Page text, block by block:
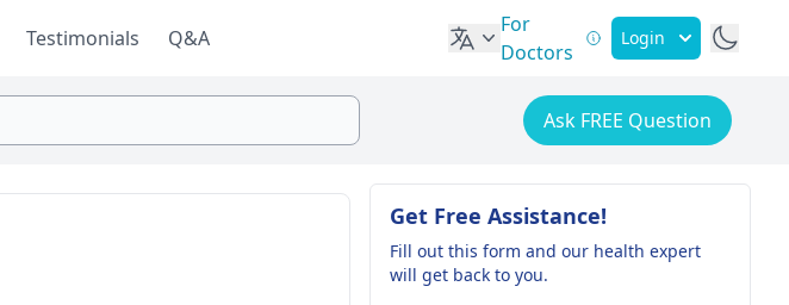
Testimonials Q&A
For
Doctors
Login
Ask FREE Question
Get Free Assistance!
Fill out this form and our health expert
will get back to you.